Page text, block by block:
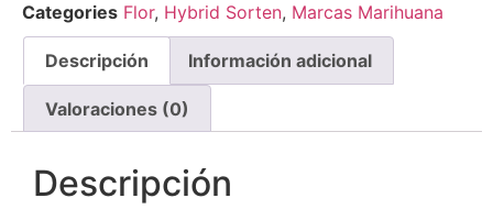
Categories Flor, Hybrid Sorten, Marcas Marihuana
Descripción Información adicional
Valoraciones (0)
Descripción